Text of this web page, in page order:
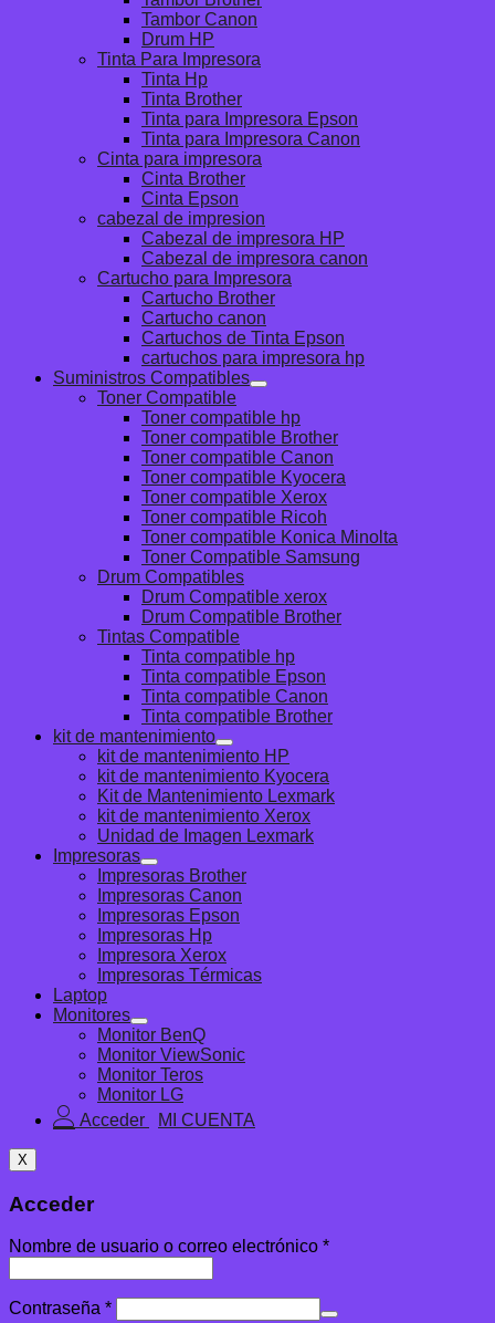
Tambor Canon
Drum HP
Tinta Para Impresora
Tinta Hp
Tinta Brother
Tinta para Impresora Epson
Tinta para Impresora Canon
Cinta para impresora
Cinta Brother
Cinta Epson
cabezal de impresion
Cabezal de impresora HP
Cabezal de impresora canon
Cartucho para Impresora
Cartucho Brother
Cartucho canon
Cartuchos de Tinta Epson
cartuchos para impresora hp
Suministros Compatibles
Toner Compatible
Toner compatible hp
Toner compatible Brother
Toner compatible Canon
Toner compatible Kyocera
Toner compatible Xerox
Toner compatible Ricoh
Toner compatible Konica Minolta
Toner Compatible Samsung
Drum Compatibles
Drum Compatible xerox
Drum Compatible Brother
Tintas Compatible
Tinta compatible hp
Tinta compatible Epson
Tinta compatible Canon
Tinta compatible Brother
kit de mantenimiento
kit de mantenimiento HP
kit de mantenimiento Kyocera
Kit de Mantenimiento Lexmark
kit de mantenimiento Xerox
Unidad de Imagen Lexmark
Impresoras
Impresoras Brother
Impresoras Canon
Impresoras Epson
Impresoras Hp
Impresora Xerox
Impresoras Térmicas
Laptop
Monitores
Monitor BenQ
Monitor ViewSonic
Monitor Teros
Monitor LG
Acceder
X
Acceder
Nombre de usuario o correo electrónico *
Contraseña *